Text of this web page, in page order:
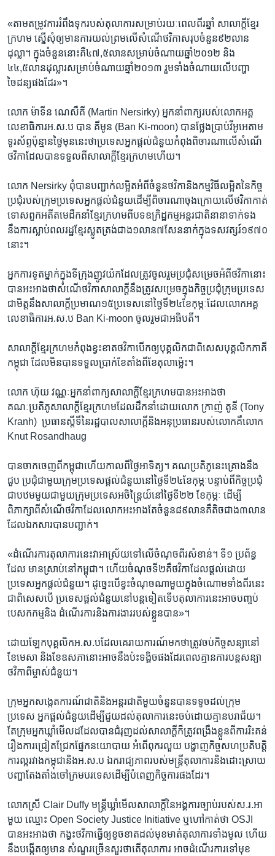
«តាម​តម្រូវការ​រំពឹងទុក​របស់​តុលាការ​សម្រាប់​រយៈពេល​ពីរឆ្នាំ​ សាលាក្តី​ខ្មែរ​
ក្រហម​ ស្នើសុំ​ឲ្យ​មាន​ការ​យល់ព្រម​លើ​សំណើ​ថវិកា​សរុប​ចំនួន​៩២​លាន​
ដុល្លា។​ ក្នុង​ចំនួន​នោះ​គឺ​៤៧,៥លាន​សម្រាប់​ចំណាយ​ឆ្នាំ២០១២​ និង
៤៤,៥លាន​ដុល្លារ​សម្រាប់​ចំណាយ​ឆ្នាំ២០១៣​ រួមទាំង​ចំណាយ​លើ​បញ្ហា​
ចៃដន្យ​ផង​ដែរ»។
លោក ​ម៉ាទីន ណេសឺគី (Martin Nersirky)​ អ្នកនាំពាក្យ​របស់​លោក​អគ្គ
លេខាធិការ​អ.ស.ប​ បាន គីមូន (Ban Ki-moon) ​បាន​ថ្លែង​ប្រាប់​វីអូអេ​តាម​
ទូរស័ព្ទ​ប៉ុន្មាន​ថ្ងៃ​មុន​នេះ​ថា​ប្រទេស​អ្នកផ្តល់​ជំនួយ​កំពុង​ពិចារណា​លើ​សំណើ​
ថវិកា​ដែល​បាន​ទទួល​ពី​សាលាក្តី​ខ្មែរ​ក្រហម​ហើយ។
លោក Nersirky ​ពុំបាន​បញ្ជាក់​លម្អិត​អំពី​ចំនួន​ថវិកា​និង​កម្មវិធី​លម្អិត​នៃ​កិច្ច​
ប្រជុំ​របស់​ក្រុម​ប្រទេស​អ្នកផ្តល់​ជំនួយ​ដើម្បី​ពិចារណា​ចុងក្រោយ​លើ​ថវិកា​កាត់
ទោស​ពួកអតីត​មេដឹកនាំ​ខ្មែរក្រហម​ពី​បទឧក្រិដ្ឋកម្ម​អន្តរជាតិ​នានា​ទាក់ទង​
នឹង​ការស្លាប់​ពលរដ្ឋខ្មែរ​ស្លូតត្រង់​ជាង១លាន​៧សែននាក់​ក្នុង​ទសវត្សរ៍​១៩៧០
​នោះ។
អ្នកការទូត​ម្នាក់​ក្នុង​ទីក្រុង​ញូវយ៉ក​ដែលត្រូវ​ចូលរួម​ប្រជុំ​សម្រេច​អំពី​ថវិកា​នោះ​
បាន​អះអាង​ថា​សំណើ​ថវិកា​សាលាក្តី​នឹង​ត្រូវ​សម្រេច​ក្នុង​កិច្ច​ប្រជុំ​ក្រុម​ប្រទេស​
ជាមិត្ត​នឹង​សាលាក្តី​ប្រមាណ​១៥​ប្រទេស​នៅ​ថ្ងៃទី​២៤​ខែកុម្ភៈ​ដែល​លោក​អគ្គ
លេខា​ធិការ​អ.ស.ប​ Ban Ki-moon​ ចូលរួម​ជា​អធិបតី។
សាលាក្តី​ខ្មែរក្រហម​កំពុង​ខ្វះខាត​ថវិកា​បើកឲ្យ​បុគ្គលិក​ជាពិសេស​បុគ្គលិក​ភាគី​
កម្ពុជា​ ដែល​មិន​បាន​ទទួល​ប្រាក់​ខែ​តាំងពី​ខែ​តុលា​ម៉្លេះ។
លោក ​ហ៊ុយ វណ្ណៈ​អ្នកនាំពាក្យ​សាលាក្តី​ខ្មែរក្រហម​បាន​អះអាង​ថា​
គណៈប្រតិភូ​សាលាក្តី​ខ្មែរក្រហម​ដែលដឹកនាំ​ដោយលោក​ ក្រាញ់ តូនី ​(Tony
Kranh) ​ ប្រធាន​ស្តីទី​នៃ​រដ្ឋបាល​សាលាក្តី​និង​អនុប្រធាន​របស់​លោក​គឺ​លោក​
Knut Rosandhaug
បានចាកចេញ​ពី​កម្ពុជា​ហើយ​កាលពី​ថ្ងៃ​អាទិត្យ។​ គណប្រតិភូ​នេះ​គ្រោង​នឹង​
ជួប​ ប្រជុំ​ជាមួយ​ក្រុមប្រទេស​ផ្តល់​ជំនួយ​នៅថ្ងៃទី​២៤​ខែ​កុម្ភៈ​បន្ទាប់​ពី​កិច្ចប្រជុំ
ជា​បឋម​មួយ​ជាមួយ​ក្រុម​ប្រទេស​អចិន្ត្រៃយ៍​នៅថ្ងៃទី​២២ ​ខែ​កុម្ភៈ​ ដើម្បី​
ពិភាក្សា​ពី​សំណើ​ថវិកា​ដែល​លោក​អះអាង​តែ​ចំនួន​៨៩​លាន​គឺ​តិច​ជាង​៣​លាន​
ដែល​ឯកសារ​បាន​បញ្ជាក់។
«ដំណើរការ​តុលាការ​នេះ​វាអាស្រ័យ​ទៅ​លើ​ចំណុច​ពីរ​សំខាន់។​ ទី១ ​ប្រព័ន្ធ​
ដែល ​មាន​ស្រាប់​នៅ​កម្ពុជា។​ ហើយ​ចំណុច​ទី​២​គឺ​ថវិកា​ដែល​ផ្តល់​ដោយ​
ប្រទេស​អ្នកផ្តល់​ជំនួយ។​ ដូច្នេះ​បើខ្វះ​ចំណុច​ណា​មួយ​ក្នុង​ចំណោម​ទាំង​ពីរ​នេះ​
ជា​ពិសេស​បើ ​ប្រទេស​ផ្តល់​ជំនួយ​នៅ​បន្ត​ទៀត​ទើប​តុលាការ​នេះ​អាច​បញ្ចប់​
បេសកកម្ម​និង ​ដំណើរការ​និង​ការងារ​របស់​ខ្លួន​បាន»។
ដោយ​ឡែក​បុគ្គលិក​អ.ស.ប​ដែល​គេរាយការណ៍​មក​ថា​ត្រូវ​ចប់​កិច្ចសន្យា​នៅ​
ខែ​មេសា ​និង​ខែ​ឧសភា​នោះ​អាច​នឹង​ប៉ះទង្គិច​ផង​ដែរ​ពេល​គ្មាន​ការ​បន្ត​សន្យា​
ថវិកា​ពីម្ចាស់​ជំនួយ។
ក្រុមអ្នក​សង្កេតការណ៍​ជាតិ​និង​អន្តរជាតិ​មួយ​ចំនួន​បាន​ទទូច​ដល់​ក្រុម​
ប្រទេស ​អ្នក​ផ្តល់​ជំនួយ​ដើម្បី​ជួយ​ដល់​តុលាការ​នេះ​ចប់​ដោយ​គ្មាន​បរាជ័យ។
តែក្រុម​អ្នកឃ្លាំមើល​ដដែល​បាន​ជំរុញ​ដល់​សាលាក្តី​ក៏ត្រូវពង្រឹង​ខ្លួន​ពី​ការរិះគន់​
រឿង​ការជ្រៀតជ្រែក​ផ្នែក​នយោបាយ​ អំពើ​ពុករលួយ​ បង្ហាញ​កិច្ចសហ​ប្រតិបត្តិ
ការ​ល្អ​រវាង​កម្ពុជា​និង​អ.ស.ប​ ឯករាជ្យភាព​របស់​មន្ត្រី​តុលាការ​និង​ដោះស្រាយ​
បញ្ហា​តែងតាំង​ចៅក្រម​បរទេស​ដើម្បី​បំពេញ​កិច្ចការ​ផងដែរ។
លោកស្រី​ Clair Duffy ​មន្ត្រី​ឃ្លាំមើល​សាលាក្តី​នៃ​អង្គការ​ច្បាប់​របស់​ស.រ.អា​
មួយ ​ឈ្មោះ​ Open Society ​Justice Initiative​ ឬហៅកាត់ថា​ OSJI ​
បាន​អះអាង​ថា ​កង្វះ​ថវិកា​ធ្វើឲ្យ​ខូចខាត​ដល់​មុខមាត់​តុលាការ​ទាំងមូល​ ហើយ​
នឹង​បង្កើត​ឲ្យមាន ​សំណួរ​ច្រើន​សួរ​ថា​តើ​តុលាការ​ អាច​ដំណើរការ​ទៅមុខ​